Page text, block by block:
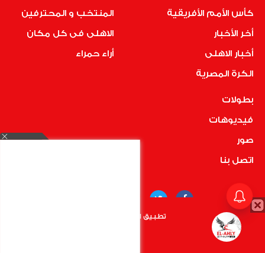
كأس الأمم الأفريقية
أخر الأخبار
أخبار الاهلى
الكرة المصرية
المنتخب و المحترفين
الاهلى فى كل مكان
أراء حمراء
بطولات
فيديوهات
صور
اتصل بنا
COPYRIGHT © 2019 RedMedia | ALL RIGHTS RESERVED
تطبيق الأهلي.كوم متاح الأن